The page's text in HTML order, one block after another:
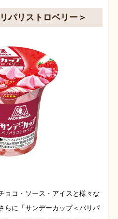
パリストロベリー＞
ョコ・ソース・アイスと様々な
らに「サンデーカップ＜パリパ